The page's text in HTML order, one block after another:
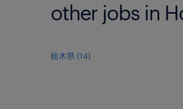
other jobs in
栃木県 (14)